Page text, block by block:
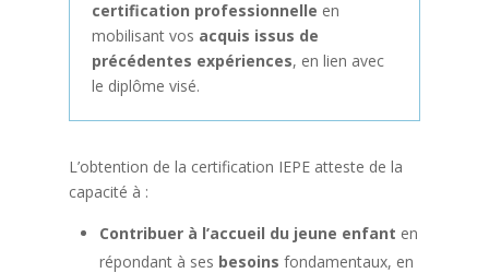
certification professionnelle en
mobilisant vos acquis issus de
précédentes expériences, en lien avec
le diplôme visé.
L’obtention de la certification IEPE atteste de la
capacité à :
Contribuer à l’accueil du jeune enfant en
répondant à ses besoins fondamentaux, en